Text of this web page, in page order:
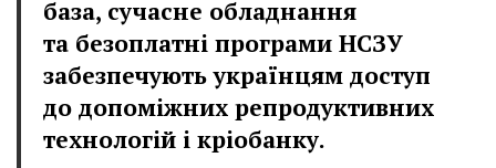
база, сучасне обладнання
та безоплатні програми НСЗУ
забезпечують українцям доступ
до допоміжних репродуктивних
технологій і кріобанку.